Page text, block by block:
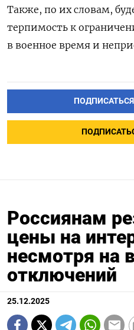
Также, по их словам,
терпимость к
в военное время и
Россиянам
цены на
несмотря на
отключений
25.12.2025